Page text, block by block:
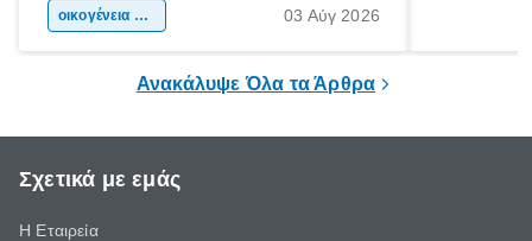
χώρας. Είτε πρόκειται για λίγες μέρες
οικογένεια & παιδί 03 Αύγ 2026
Ανακάλυψε Όλα τα Άρθρα
Σχετικά με εμάς
Η Εταιρεία